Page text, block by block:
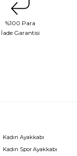
%100 Para
İade Garantisi
Kadın Ayakkabı
Kadın Spor Ayakkabı